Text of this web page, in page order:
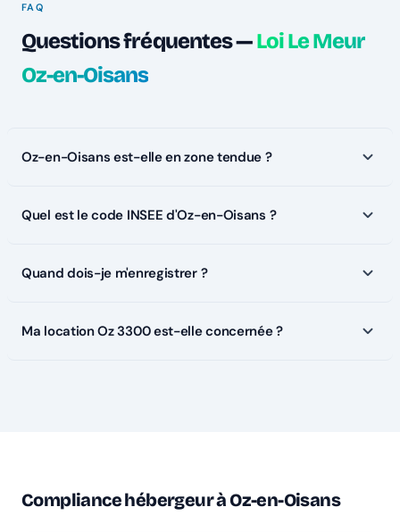
FAQ
Questions fréquentes —Loi Le Meur
Oz-en-Oisans
Oz-en-Oisans est-elle en zone tendue ?
Quel est le code INSEE d'Oz-en-Oisans ?
Quand dois-je m'enregistrer ?
Ma location Oz 3300 est-elle concernée ?
Compliance hébergeur à Oz-en-Oisans